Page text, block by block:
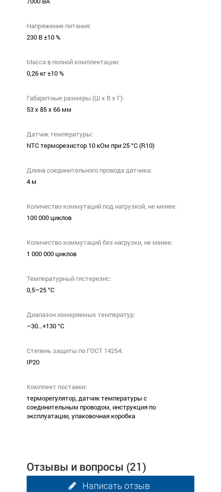
Напряжение питания:
230 В ±10 %
Масса в полной комплектации:
0,26 кг ±10 %
Габаритные размеры (Ш х В х Г):
53 х 85 х 66 мм
Датчик температуры:
NTC терморезистор 10 кОм при 25 °С (R10)
Длина соединительного провода датчика:
4 м
Количество коммутаций под нагрузкой, не менее:
100 000 циклов
Количество коммутаций без нагрузки, не менее:
1 000 000 циклов
Температурный гистерезис:
0,5–25 °С
Диапазон измеряемых температур:
–30...+130 °С
Степень защиты по ГОСТ 14254:
ІР20
Комплект поставки:
терморегулятор, датчик температуры с
соединительным проводом, инструкция по
эксплуатации, упаковочная коробка
Отзывы и вопросы (21)
Написать отзыв